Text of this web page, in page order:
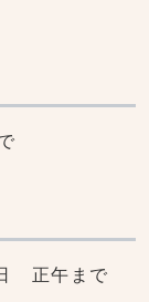
正午まで